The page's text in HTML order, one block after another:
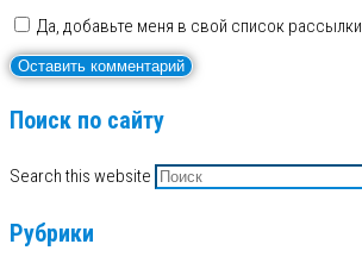
Да, добавьте меня в свой список рассылки
Поиск по сайту
Search this website
Рубрики